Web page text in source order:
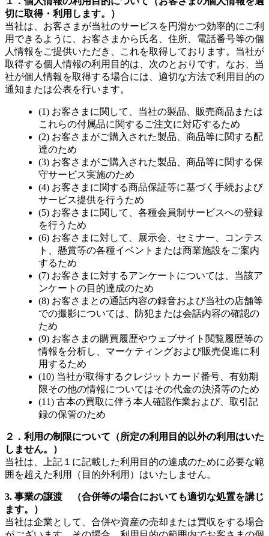
切に取得・利用します。）
当社は、お客さまが当社のサービスを円滑かつ効率的にご利
用できるように、お客さまから氏名、住所、電話番号等の個
人情報をご提供いただき、これを取得しております。当社が
取得する個人情報の利用目的は、次のとおりです。なお、当
社が個人情報を取得する場合には、適切な方法で利用目的の
通知または公表を行います。
(1) お客さまに関して、当社の製品、販売商品または
これらの付属品に関するご注文に対応するため
(2) お客さまがご購入された製品、商品等に関する配
達のため
(3) お客さまがご購入された製品、商品等に関する保
守サービス実施のため
(4) お客さまに関する商品保証等に基づく手続および
サービス提供を行うため
(5) お客さまに関して、各種会員制サービスへの登録
を行うため
(6) お客さまに対して、展示会、セミナー、コンテス
ト、懸賞等の各種イベントまたは商業施設をご案内
するため
(7) お客さまに対するアンケートについては、当該ア
ンケートの目的達成のため
(8) お客さまとの通話内容の録音および当社の店舗等
での撮影については、防犯または会話内容の確認の
ため
(9) お客さまの購買履歴やウェブサイト閲覧履歴等の
情報を分析し、マーケティングおよび販売促進に利
用するため
(10) 当社が取得するクレジットカード番号、有効期
限その他の情報についてはその代金の決済等のため
(11) 古本の買取に伴う本人確認作業および、取引記
録の保管のため
２．利用の制限について（所定の利用目的以外の利用はいた
しません。）
当社は、上記１に記載した利用目的の達成のために必要な範
囲を超えた利用（目的外利用）はいたしません。
3. 事業の譲渡 （合併等の場合においても適切な処置を講じ
ます。）
当社は企業として、合併や資産の売却または買収をする場合